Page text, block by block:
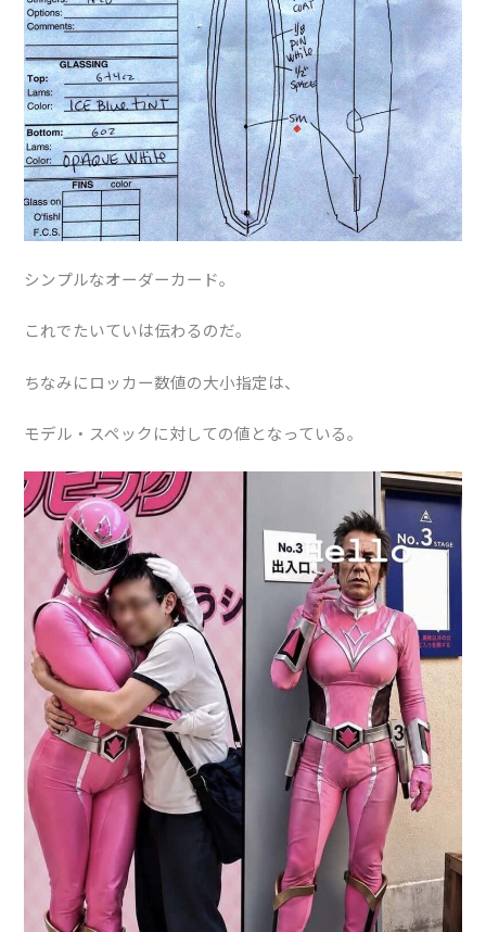
シンプルなオーダーカード。
これでたいていは伝わるのだ。
ちなみにロッカー数値の大小指定は、
モデル・スペックに対しての値となっている。